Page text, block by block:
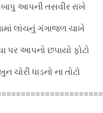
આપની તસવીર રાખે
લાંચનું ગંગાજળ ચાખે
પર આપનો છપાયો ફોટો
ચોરી ધાડનો ના તોટો